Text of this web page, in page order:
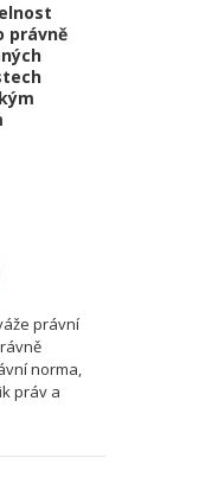
právně
právní
norma,
práv a